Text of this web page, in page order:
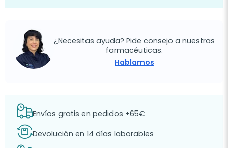
¿Necesitas ayuda? Pide consejo a nuestras
farmacéuticas.
Hablamos
Envíos gratis en pedidos +65€
Devolución en 14 días laborables